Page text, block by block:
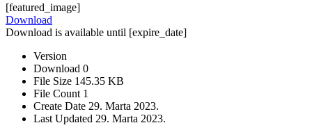
[featured_image]
Download
Download is available until [expire_date]
Version
Download 0
File Size 145.35 KB
File Count 1
Create Date 29. Marta 2023.
Last Updated 29. Marta 2023.